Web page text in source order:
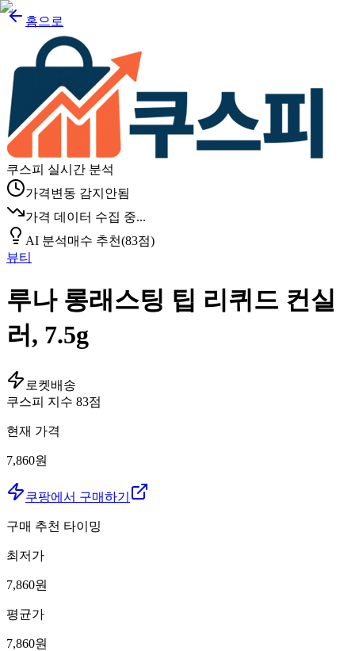
홈으로
쿠스피 실시간 분석
가격변동 감지안됨
가격 데이터 수집 중...
AI 분석매수 추천(83점)
뷰티
루나 롱래스팅 팁 리퀴드 컨실
러, 7.5g
로켓배송
쿠스피 지수 83점
현재 가격
7,860원
쿠팡에서 구매하기
구매 추천 타이밍
최저가
7,860원
평균가
7,860원